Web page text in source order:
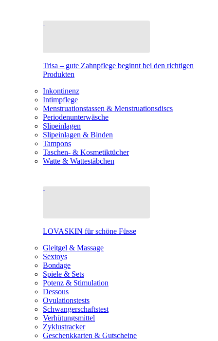
Trisa – gute Zahnpflege beginnt bei den richtigen
Produkten
Inkontinenz
Intimpflege
Menstruationstassen & Menstruationsdiscs
Periodenunterwäsche
Slipeinlagen
Slipeinlagen & Binden
Tampons
Taschen- & Kosmetiktücher
Watte & Wattestäbchen
LOVASKIN für schöne Füsse
Gleitgel & Massage
Sextoys
Bondage
Spiele & Sets
Potenz & Stimulation
Dessous
Ovulationstests
Schwangerschaftstest
Verhütungsmittel
Zyklustracker
Geschenkkarten & Gutscheine